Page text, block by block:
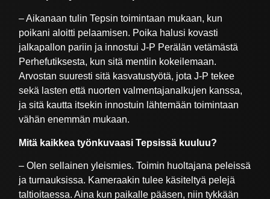
– Aikanaan tulin Tepsin toimintaan mukaan, kun
poikani aloitti pelaamisen. Poika halusi kovasti
jalkapallon pariin ja innostui J-P Perälän vetämästä
Perhefutiksesta, kun sitä mentiin kokeilemaan.
Arvostan suuresti sitä kasvatustyötä, jota J-P tekee
sekä lasten että nuorten valmentajanalkujen kanssa,
ja sitä kautta itsekin innostuin lähtemään toimintaan
vähän enemmän mukaan.
Mitä kaikkea työnkuvaasi Tepsissä kuuluu?
– Olen sellainen yleismies. Toimin huoltajana peleissä
ja turnauksissa. Kameraakin tulee käsiteltyä pelejä
taltioitaessa. Aina kun paikalle pääsen, niin tykkään